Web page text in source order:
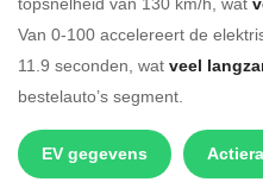
Van 0-100 accelereert de
11.9 seconden, wat veel
bestelauto’s segment.
EV gegevens